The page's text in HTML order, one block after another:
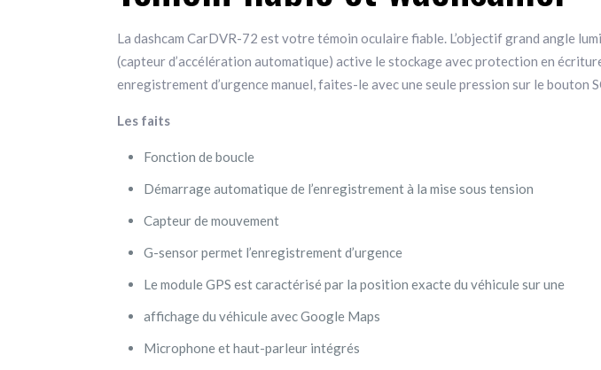
La dashcam CarDVR-72 est votre témoin oculaire fiable. L’objectif grand angle
(capteur d’accélération automatique) active le stockage avec protection en
enregistrement d’urgence manuel, faites-le avec une seule pression sur le bouton
Les faits
Fonction de boucle
Démarrage automatique de l’enregistrement à la mise sous tension
Capteur de mouvement
G-sensor permet l’enregistrement d’urgence
Le module GPS est caractérisé par la position exacte du véhicule sur une
affichage du véhicule avec Google Maps
Microphone et haut-parleur intégrés